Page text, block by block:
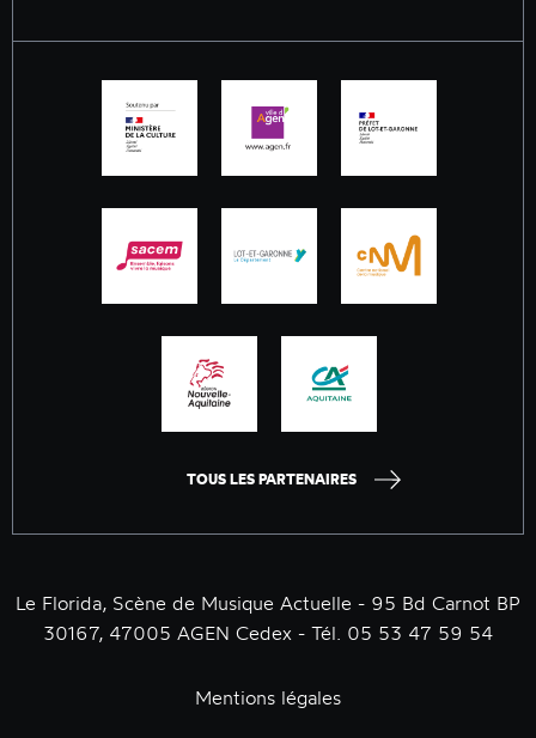
TOUS LES PARTENAIRES
Le Florida, Scène de Musique Actuelle - 95 Bd Carnot BP
30167, 47005 AGEN Cedex - Tél. 05 53 47 59 54
Mentions légales